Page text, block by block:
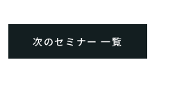
次のセミナー 一覧